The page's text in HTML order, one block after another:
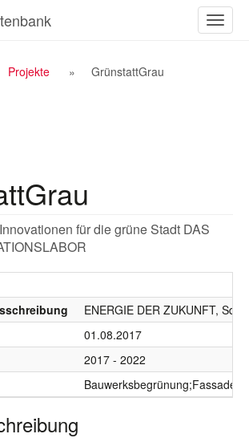
ein-/
Projekte GrünstattGrau
für die grüne Stadt DAS
ENERGIE DER ZUKUNFT,
01.08.2017
2017 - 2022